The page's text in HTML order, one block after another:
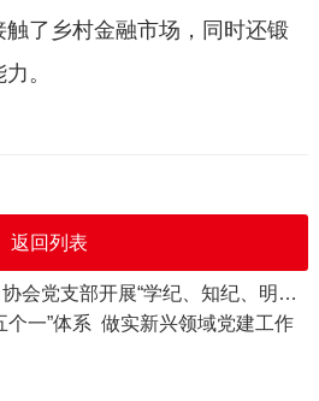
触了乡村金融市场，同时还锻
。
返回列表
上一篇：省小额贷款公司协会党支部开展“学纪、知纪、明纪、守纪”主题纪律教育学习
个一”体系 做实新兴领域党建工作